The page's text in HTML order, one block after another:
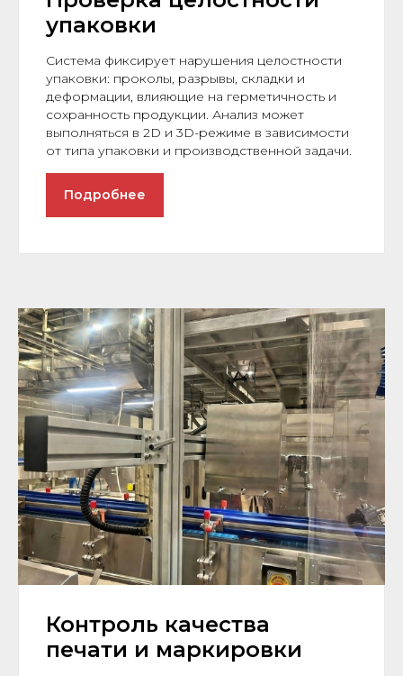
упаковки
Система фиксирует нарушения целостности
упаковки: проколы, разрывы, складки и
деформации, влияющие на герметичность и
сохранность продукции. Анализ может
выполняться в 2D и 3D-режиме в зависимости
от типа упаковки и производственной задачи.
Подробнее
Контроль качества
печати и маркировки